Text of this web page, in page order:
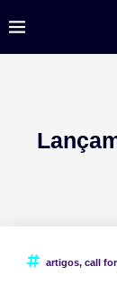
artigos, call